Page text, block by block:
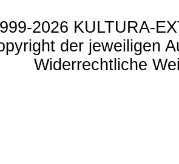
2026 KULTURA-
der jeweiligen
Widerrechtliche